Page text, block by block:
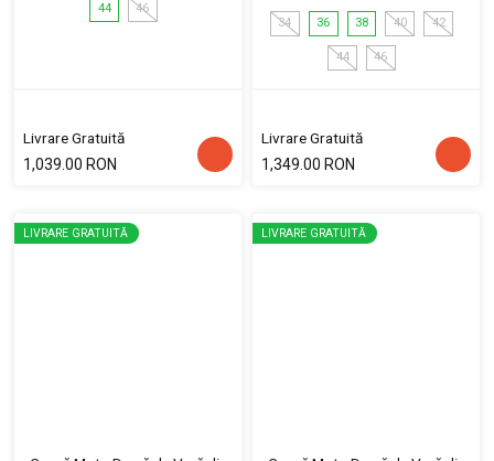
44 46
Livrare Gratuită
1,039.00 RON
34 36 38 40 42
44 46
Livrare Gratuită
1,349.00 RON
LIVRARE GRATUITĂ LIVRARE GRATUITĂ